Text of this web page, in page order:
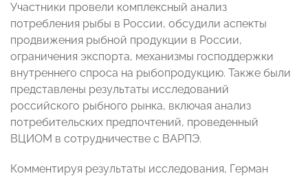
Участники провели комплексный анализ
потребления рыбы в России, обсудили аспекты
продвижения рыбной продукции в России,
ограничения экспорта, механизмы господдержки
внутреннего спроса на рыбопродукцию. Также были
представлены результаты исследований
российского рыбного рынка, включая анализ
потребительских предпочтений, проведенный
ВЦИОМ в сотрудничестве с ВАРПЭ.
Комментируя результаты исследования, Герман